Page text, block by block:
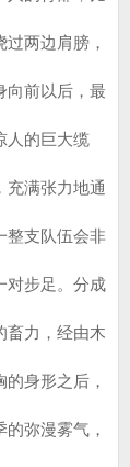
两边肩膀，
向前以后，最
人的巨大缆
充满张力地通
整支队伍会非
对步足。分成
畜力，经由木
身形之后，
弥漫雾气，